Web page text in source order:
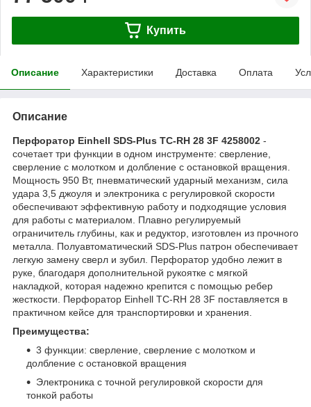
Купить
Описание Характеристики Доставка Оплата
Описание
Перфоратор Einhell SDS-Plus TC-RH 28 3F 4258002 -
сочетает три функции в одном инструменте: сверление,
сверление с молотком и долбление с остановкой вращения.
Мощность 950 Вт, пневматический ударный механизм, сила
удара 3,5 джоуля и электроника с регулировкой скорости
обеспечивают эффективную работу и подходящие условия
для работы с материалом. Плавно регулируемый
ограничитель глубины, как и редуктор, изготовлен из прочного
металла. Полуавтоматический SDS-Plus патрон обеспечивает
легкую замену сверл и зубил. Перфоратор удобно лежит в
руке, благодаря дополнительной рукоятке с мягкой
накладкой, которая надежно крепится с помощью ребер
жесткости. Перфоратор Einhell TC-RH 28 3F поставляется в
практичном кейсе для транспортировки и хранения.
Преимущества:
3 функции: сверление, сверление с молотком и
долбление с остановкой вращения
Электроника с точной регулировкой скорости для
тонкой работы